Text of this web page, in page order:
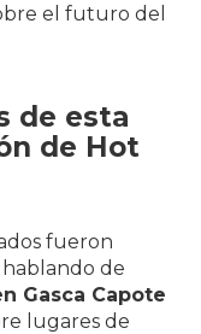
el futuro del
de esta
de Hot
fueron
hablando de
Gasca Capote
lugares de